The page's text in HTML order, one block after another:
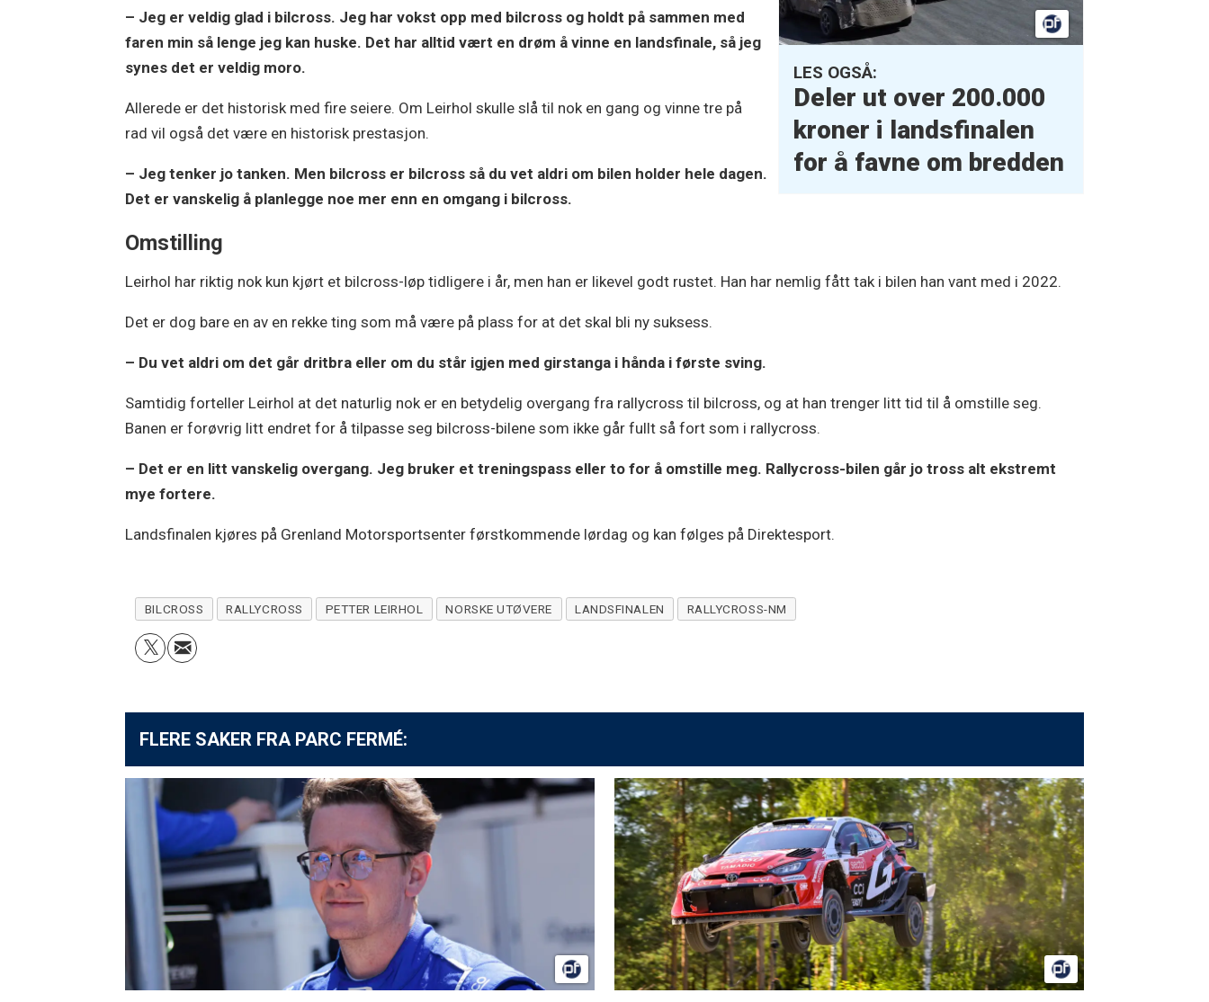
LES OGSÅ:
Deler ut over 200.000
kroner i landsfinalen
for å favne om bredden
– Jeg er veldig glad i bilcross. Jeg har vokst opp med bilcross og holdt på sammen med
faren min så lenge jeg kan huske. Det har alltid vært en drøm å vinne en landsfinale, så jeg
synes det er veldig moro.
Allerede er det historisk med fire seiere. Om Leirhol skulle slå til nok en gang og vinne tre på
rad vil også det være en historisk prestasjon.
– Jeg tenker jo tanken. Men bilcross er bilcross så du vet aldri om bilen holder hele dagen.
Det er vanskelig å planlegge noe mer enn en omgang i bilcross.
Omstilling
Leirhol har riktig nok kun kjørt et bilcross-løp tidligere i år, men han er likevel godt rustet. Han har nemlig fått tak i bilen han vant med i 2022.
Det er dog bare en av en rekke ting som må være på plass for at det skal bli ny suksess.
– Du vet aldri om det går dritbra eller om du står igjen med girstanga i hånda i første sving.
Samtidig forteller Leirhol at det naturlig nok er en betydelig overgang fra rallycross til bilcross, og at han trenger litt tid til å omstille seg.
Banen er forøvrig litt endret for å tilpasse seg bilcross-bilene som ikke går fullt så fort som i rallycross.
– Det er en litt vanskelig overgang. Jeg bruker et treningspass eller to for å omstille meg. Rallycross-bilen går jo tross alt ekstremt
mye fortere.
Landsfinalen kjøres på Grenland Motorsportsenter førstkommende lørdag og kan følges på Direktesport.
BILCROSS RALLYCROSS PETTER LEIRHOL NORSKE UTØVERE LANDSFINALEN RALLYCROSS-NM
FLERE SAKER FRA PARC FERMÉ: